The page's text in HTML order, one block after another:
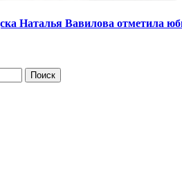
Наталья Вавилова отметила